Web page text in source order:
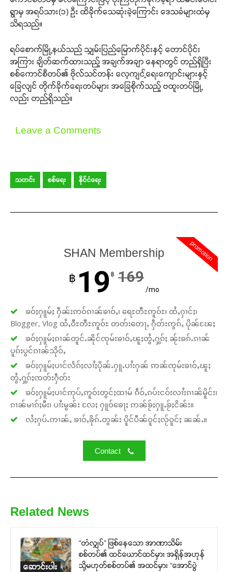
Your support keeps our voice
heard, every voice counts, and
justice can thrive.
Donate Now
ရွာမှ အရပ်သား(၁) ဦး ထိခိုက်သေဆုံးခဲ့ကြောင်း ဒေသခံများထံမှ
သိရသည်။
ရပ်စောက်မြို့နယ်သည် သျှမ်းပြည်မြောက်ပိုင်းနှင့် တောင်ပိုင်း
အကြား ချိတ်ဆက်ထားသည့် အချက်အချာ နေရာတွင် တည်ရှိပြီး
စစ်ကောင်စီတပ်၏ ဗိုလ်သင်တန်း လေ့ကျင့်ရေးကျောင်းများနှင့်
ခြေလျင် တိုက်ခိုက်ရေးတပ်များ အခြေစိုက်သည့် ဗထူးတပ်မြို့
လည်း တည်ရှိသည်။
Leave a Comments
သတင်း စစ်ရေး နိုင်ငံရေး
promotion
SHAN Membership
฿ 19 ฿ 169
/mo
ၶဝ်ႈႁူမ်ႈ ႁဵၼ်းဢဝ်ၵၢၼ်ၶၢဝ်ႇ၊ ရေႊတီႊဢူဝ်ႊ၊ ထႆႇႁၢင်ႈ၊
Blogger, Vlog ထႆႇဝီႊတီႊဢူဝ်ႊ တတ်းတေႃႇ ႁဵတ်းဢွၵ်ႇ ပိုၼ်ၽႄႈ
ၶဝ်ႈႁူမ်ႈၵၢၼ်တူင်ႉၼိုင်ၸုမ်းၶၢဝ်ႇၽူႈတွႆႇႁွၵ်ႈ ၼႂ်းၶၵ်ႉၵၢၼ်
ပူၵ်းပွင်ၵၢၼ်သိုဝ်ႇ
ၶဝ်ႈႁူမ်ႈပၢင်လႅၵ်ႈလၢႆႈပိုၼ်ႉႁူႉပၢႆးႁၼ် ဢၼ်ၸုမ်းၶၢဝ်ႇၽူႈ
တွႆႇႁွၵ်ႈၸတ်းႁဵတ်း
ၶဝ်ႈႁူမ်ႈပၢင်ဢုပ်ႇဢူဝ်းတွင်ႈထၢမ် ၵဵဝ်ႇၵပ်းငဝ်းလၢႆးၵၢၼ်မိူင်း၊
ၵၢၼ်မၢၵ်ႈမီး၊ ပၢႆးမွၼ်း လႄႈ ႁူဝ်ၶေႃႈ ဢၼ်ၶႂ်ႈႁူႉၶႂ်ႈငိၼ်း။
လႆႈႁပ်ႉဢၢၼ်ႇ ၶၢဝ်ႇၶိုၵ်ႉတွၼ်း ပိူင်ပဵၼ်ဝူင်ႈလႂ်ဝူင်ႈ ၼၼ်ႉ။
Contact
Related News
ဆောင်းပါး
“တံလျှပ်” ဖြစ်နေသော အာဏာသိမ်း
စစ်တပ်၏ ထင်ယောင်ထင်မှား အရှိန်အဟုန်
သို့မဟုတ်စစ်တပ်၏ အထင်မှား “အောင်ပွဲ